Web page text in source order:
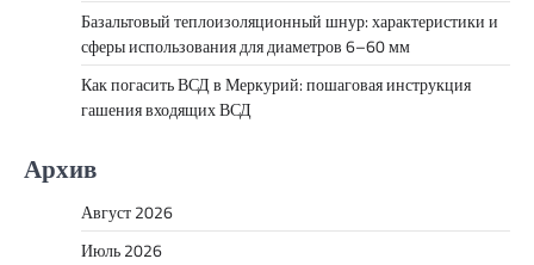
Базальтовый теплоизоляционный шнур: характеристики и
сферы использования для диаметров 6–60 мм
Как погасить ВСД в Меркурий: пошаговая инструкция
гашения входящих ВСД
Архив
Август 2026
Июль 2026